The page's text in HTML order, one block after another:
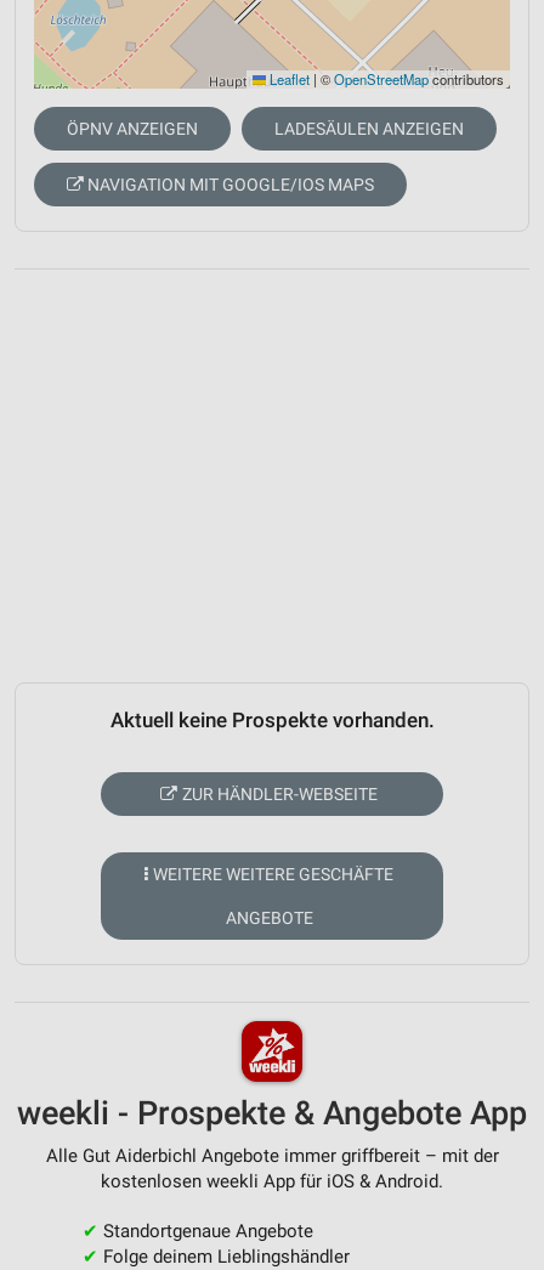
Leaflet | ©OpenStreetMapcontributors
ÖPNV ANZEIGEN LADESÄULEN ANZEIGEN
NAVIGATION MIT GOOGLE/IOS MAPS
Aktuell keine Prospekte vorhanden.
ZUR HÄNDLER-WEBSEITE
WEITERE WEITERE GESCHÄFTE
ANGEBOTE
weekli - Prospekte & Angebote App
Alle Gut Aiderbichl Angebote immer griffbereit – mit der
kostenlosen weekli App für iOS & Android.
✔ Standortgenaue Angebote
✔ Folge deinem Lieblingshändler